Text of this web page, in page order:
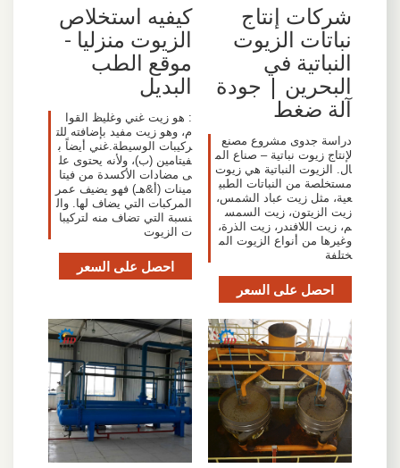
شركات إنتاج
نباتات الزيوت
النباتية في
البحرين | جودة
آلة ضغط
دراسة جدوى مشروع مصنع
لإنتاج زيوت نباتية – صناع الم
ال. الزيوت النباتية هي زيوت
مستخلصة من النباتات الطبي
عية، مثل زيت عباد الشمس،
زيت الزيتون، زيت السمس
م، زيت اللافندر، زيت الذرة،
وغيرها من أنواع الزيوت الم
ختلفة
احصل على السعر
كيفيه استخلاص
الزيوت منزليا -
موقع الطب
البديل
: هو زيت غني وغليظ القوا
م، وهو زيت مفيد بإضافته للت
ركيبات الوسيطة.غني أيضاً ب
فيتامين (ب)، ولأنه يحتوى عل
ى مضادات الأكسدة من فيتا
مينات (أ&هـ) فهو يضيف عمر
المركبات التي يضاف لها. وال
نسبة التي تضاف منه لتركيبا
ت الزيوت
احصل على السعر